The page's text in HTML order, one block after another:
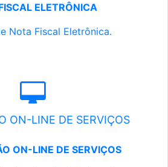
ELETRÔNICA
Nota Fiscal Eletrônica.
ON-LINE DE SERVIÇOS
ON-LINE DE SERVIÇOS